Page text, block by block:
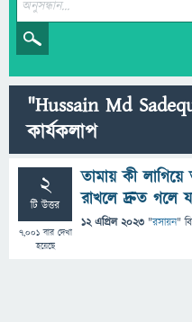
"Hussain Md
কার্যকলাপ
2
টি উত্তর
7,001বার দেখা
হয়েছে
তামায় কী লাগিয়ে
রাখলে দ্রুত গলে
12 এপ্রিল 2023 "রসায়ন"